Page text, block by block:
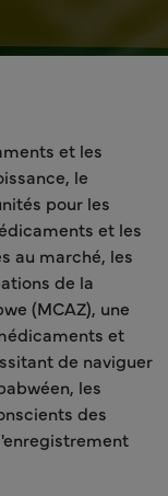
et les
le
pour les
et les
au marché, les
de la
(MCAZ), une
et
de naviguer
les
des